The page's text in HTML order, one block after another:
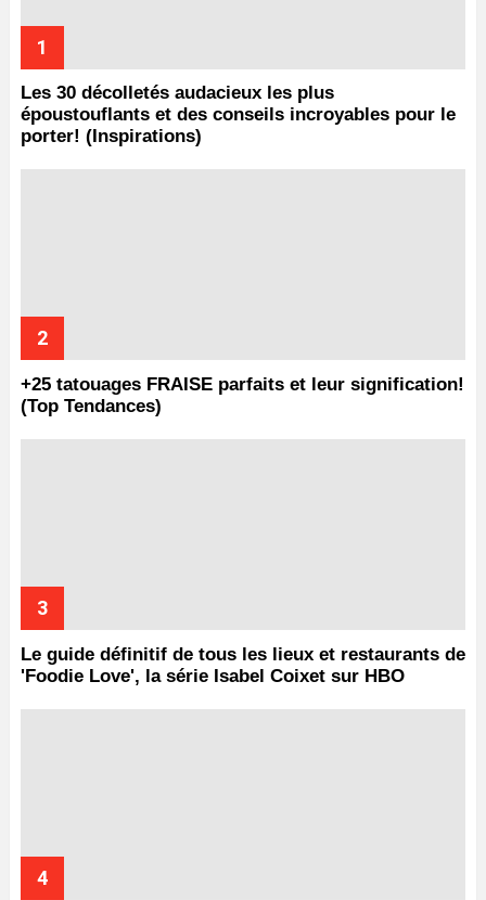
Les 30 décolletés audacieux les plus
époustouflants et des conseils incroyables pour le
porter! (Inspirations)
+25 tatouages ​​FRAISE parfaits et leur signification!
(Top Tendances)
Le guide définitif de tous les lieux et restaurants de
'Foodie Love', la série Isabel Coixet sur HBO